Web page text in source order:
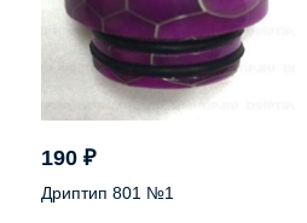
190₽
Дриптип 801 №1